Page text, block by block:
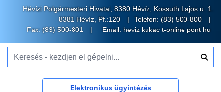
Hévízi Polgármesteri Hivatal, 8380 Hévíz, Kossuth Lajos u. 1.
8381 Hévíz, Pf.:120
Telefon: (83) 500-800
Fax: (83) 500-801
Email: heviz kukac t-online pont hu
Elektronikus ügyintézés